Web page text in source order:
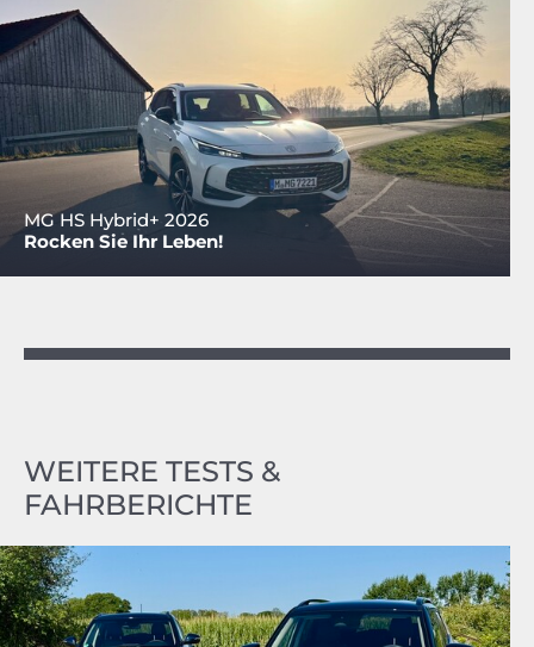
MG HS Hybrid+ 2026
Rocken Sie Ihr Leben!
WEITERE TESTS &
FAHRBERICHTE